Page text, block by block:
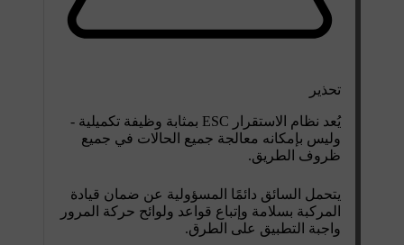
تحذير
يُعد نظام الاستقرار ESC بمثابة وظيفة تكميلية -
وليس بإمكانه معالجة جميع الحالات في جميع
ظروف الطريق.
يتحمل السائق دائمًا المسؤولية عن ضمان قيادة
المركبة بسلامة وإتباع قواعد ولوائح حركة المرور
واجبة التطبيق على الطرق.